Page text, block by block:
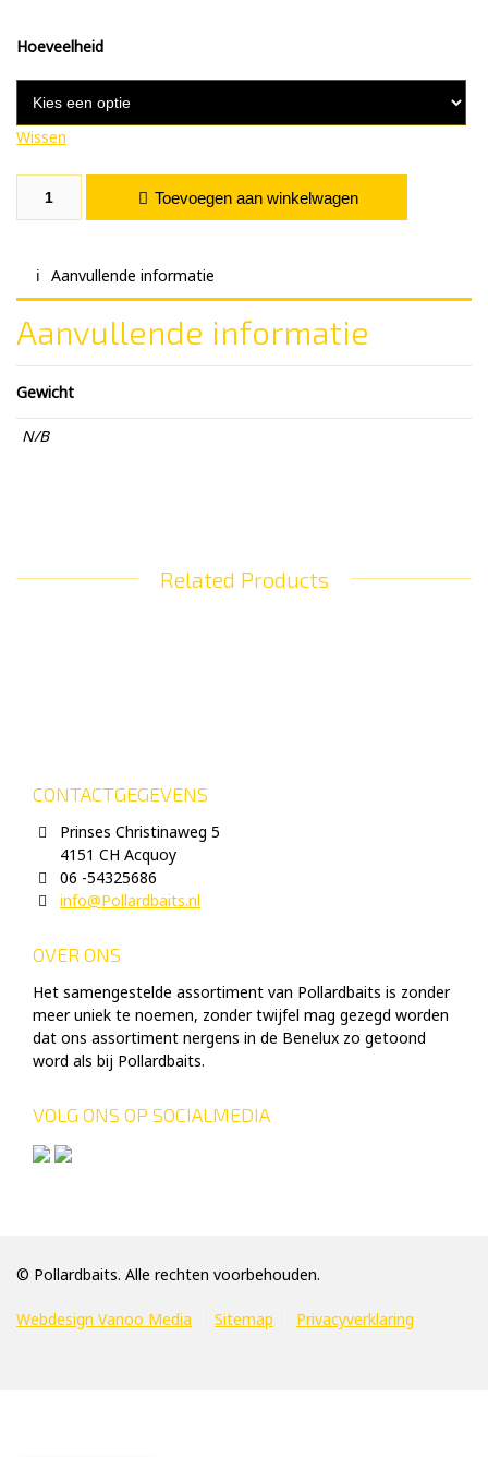
Hoeveelheid
Wissen
Soja Volvet Getoast aantalToevoegen aan winkelwagen
Aanvullende informatie
Aanvullende informatie
Gewicht
N/B
Related Products
CONTACTGEGEVENS
Prinses Christinaweg 5
4151 CH Acquoy
06 -54325686
info@Pollardbaits.nl
OVER ONS
Het samengestelde assortiment van Pollardbaits is zonder
meer uniek te noemen, zonder twijfel mag gezegd worden
dat ons assortiment nergens in de Benelux zo getoond
word als bij Pollardbaits.
VOLG ONS OP SOCIALMEDIA
© Pollardbaits. Alle rechten voorbehouden.
Webdesign Vanoo Media Sitemap Privacyverklaring